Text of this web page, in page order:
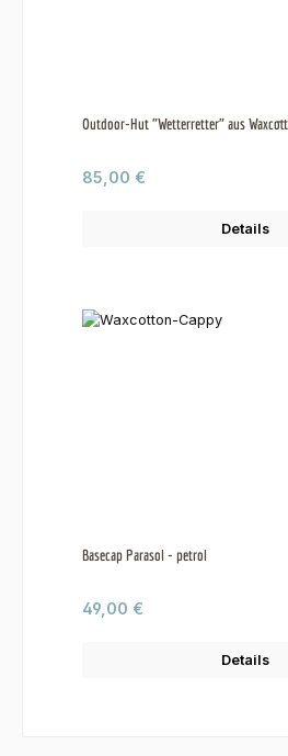
Outdoor-Hut "Wetterretter" aus
Regulärer Preis:
85,00 €
Details
Basecap Parasol - petrol
Regulärer Preis:
49,00 €
Details